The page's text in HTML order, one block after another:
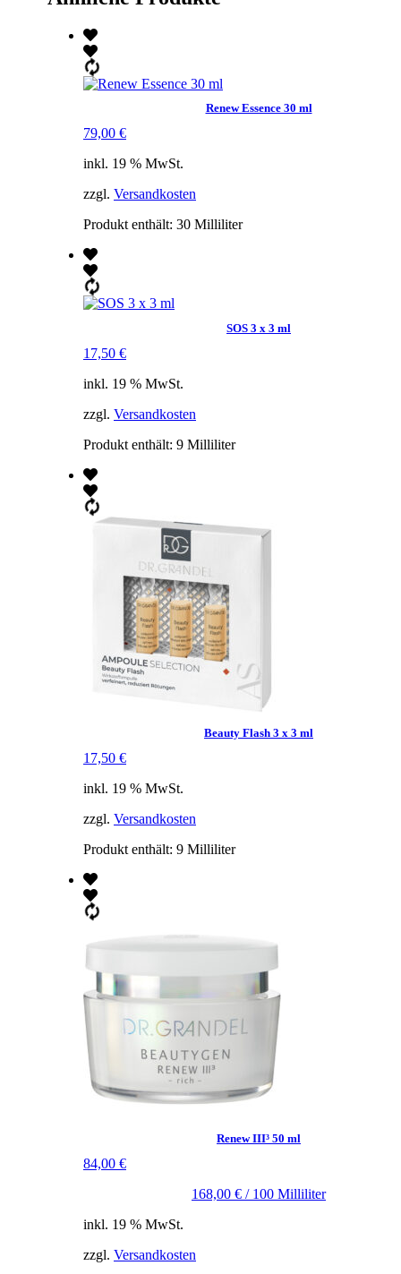
Renew Essence 30 ml
79,00 €
inkl. 19 % MwSt.
zzgl. Versandkosten
Produkt enthält: 30 Milliliter
SOS 3 x 3 ml
17,50 €
inkl. 19 % MwSt.
zzgl. Versandkosten
Produkt enthält: 9 Milliliter
Beauty Flash 3 x 3 ml
17,50 €
inkl. 19 % MwSt.
zzgl. Versandkosten
Produkt enthält: 9 Milliliter
Renew III³ 50 ml
84,00 €
168,00 € / 100 Milliliter
inkl. 19 % MwSt.
zzgl. Versandkosten